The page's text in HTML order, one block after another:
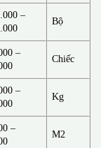
–
Bộ
–
Chiếc
–
Kg
–
M2